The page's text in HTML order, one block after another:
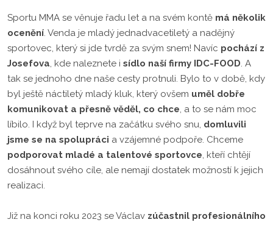
Sportu MMA se věnuje řadu let a na svém kontě má několik
ocenění. Venda je mladý jednadvacetiletý a nadějný
sportovec, který si jde tvrdě za svým snem! Navíc pochází z
Josefova, kde naleznete i sídlo naší firmy IDC-FOOD. A
tak se jednoho dne naše cesty protnuli. Bylo to v době, kdy
byl ještě náctiletý mladý kluk, který ovšem uměl dobře
komunikovat a přesně věděl, co chce, a to se nám moc
líbilo. I když byl teprve na začátku svého snu, domluvili
jsme se na spolupráci a vzájemné podpoře. Chceme
podporovat mladé a talentové sportovce, kteří chtějí
dosáhnout svého cíle, ale nemají dostatek možností k jejich
realizaci.
Již na konci roku 2023 se Václav zúčastnil profesionálního